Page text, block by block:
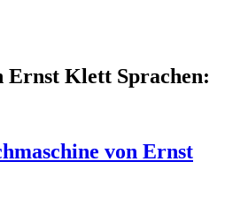
Klett Sprachen:
von Ernst